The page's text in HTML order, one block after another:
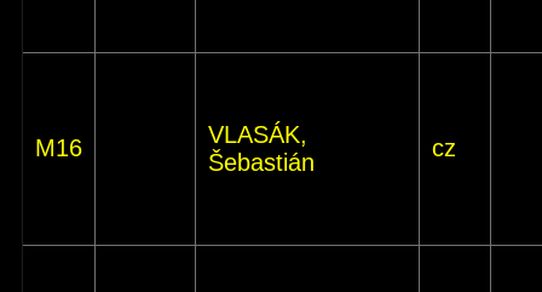
M16
VLASÁK,
Šebastián
cz